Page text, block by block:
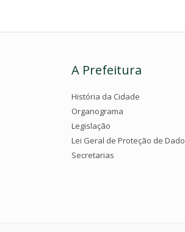
A Prefeitura
História da Cidade
Organograma
Legislação
Lei Geral de Proteção de
Secretarias